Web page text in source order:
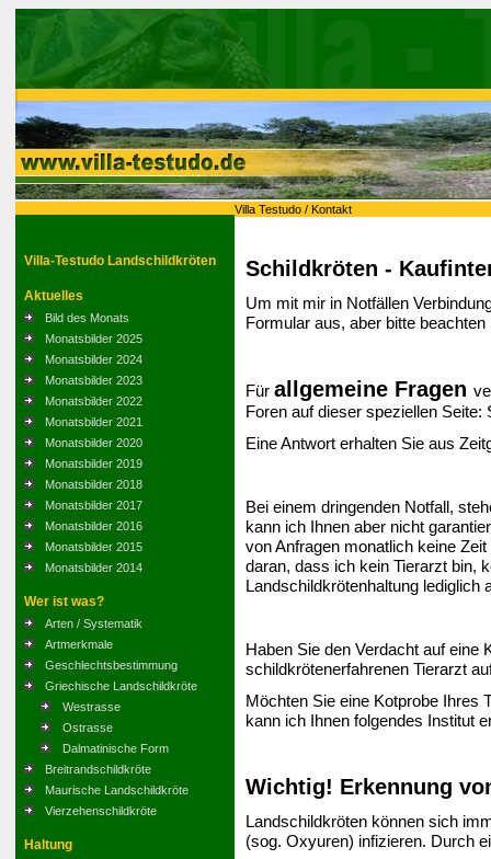
Villa Testudo / Kontakt
Villa-Testudo Landschildkröten
Aktuelles
Bild des Monats
Monatsbilder 2025
Monatsbilder 2024
Monatsbilder 2023
Monatsbilder 2022
Monatsbilder 2021
Monatsbilder 2020
Monatsbilder 2019
Monatsbilder 2018
Monatsbilder 2017
Monatsbilder 2016
Monatsbilder 2015
Monatsbilder 2014
Wer ist was?
Arten / Systematik
Artmerkmale
Geschlechtsbestimmung
Griechische Landschildkröte
Westrasse
Ostrasse
Dalmatinische Form
Breitrandschildkröte
Maurische Landschildkröte
Vierzehenschildkröte
Haltung
Schildkröten -
Um mit mir in Notfällen
Formular aus, aber bitte beachten
Für allgemeine Fragen
Foren auf dieser speziellen Seite:
Eine Antwort erhalten Sie aus
Bei einem dringenden Notfall,
kann ich Ihnen aber nicht
von Anfragen monatlich keine
daran, dass ich kein Tierarzt bin,
Landschildkrötenhaltung lediglich
Haben Sie den Verdacht auf eine
schildkrötenerfahrenen Tierarzt
Möchten Sie eine Kotprobe Ihres
kann ich Ihnen folgendes Institut
Wichtig! Erkennung
Landschildkröten können sich
(sog. Oxyuren) infizieren. Durch